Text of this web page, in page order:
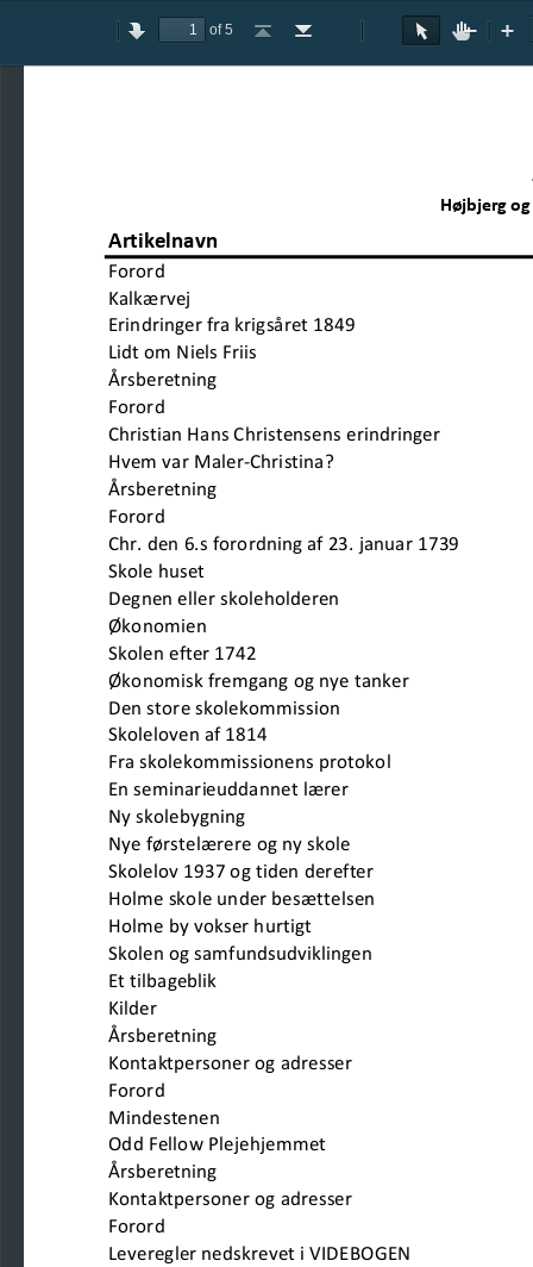
PreviousNext
of 5
Go
Go
Rotate
RotateText
HandZoom
Højbjerg
Artikelnavn
Forord
Kalkærvej
Erindringer fra krigsåret 1849
Lidt om Niels Friis
Årsberetning
Forord
Christian Hans Christensens erindringer
Hvem var Maler-Christina?
Årsberetning
Forord
Chr. den 6.s forordning af 23. januar 1739
Skole huset
Degnen eller skoleholderen
Økonomien
Skolen efter 1742
Økonomisk fremgang og nye tanker
Den store skolekommission
Skoleloven af 1814
Fra skolekommissionens protokol
En seminarieuddannet lærer
Ny skolebygning
Nye førstelærere og ny skole
Skolelov 1937 og tiden derefter
Holme skole under besættelsen
Holme by vokser hurtigt
Skolen og samfundsudviklingen
Et tilbageblik
Kilder
Årsberetning
Kontaktpersoner og adresser
Forord
Mindestenen
Odd Fellow Plejehjemmet
Årsberetning
Kontaktpersoner og adresser
Forord
Leveregler nedskrevet i VIDEBOGEN